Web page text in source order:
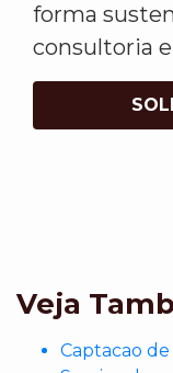
forma
consultoria
Veja
Captacao